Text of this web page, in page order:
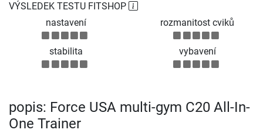
VÝSLEDEK TESTU FITSHOP
nastavení
rozmanitost cviků
stabilita vybavení
popis: Force USA multi-gym C20 All-In-
One Trainer